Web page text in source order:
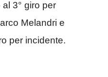
3° giro per
Melandri e
per incidente.